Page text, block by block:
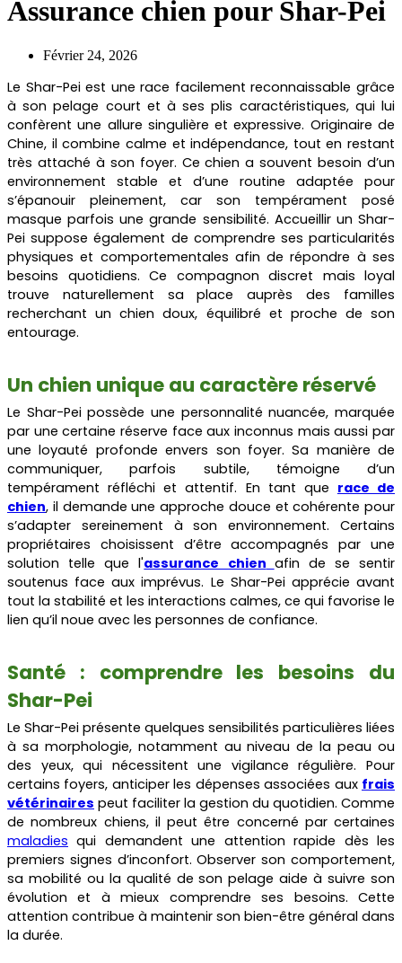
Assurance chien pour Shar-Pei
Février 24, 2026
Le Shar-Pei est une race facilement reconnaissable grâce
à son pelage court et à ses plis caractéristiques, qui lui
confèrent une allure singulière et expressive. Originaire de
Chine, il combine calme et indépendance, tout en restant
très attaché à son foyer. Ce chien a souvent besoin d’un
environnement stable et d’une routine adaptée pour
s’épanouir pleinement, car son tempérament posé
masque parfois une grande sensibilité. Accueillir un Shar-
Pei suppose également de comprendre ses particularités
physiques et comportementales afin de répondre à ses
besoins quotidiens. Ce compagnon discret mais loyal
trouve naturellement sa place auprès des familles
recherchant un chien doux, équilibré et proche de son
entourage.
Un chien unique au caractère réservé
Le Shar-Pei possède une personnalité nuancée, marquée
par une certaine réserve face aux inconnus mais aussi par
une loyauté profonde envers son foyer. Sa manière de
communiquer, parfois subtile, témoigne d’un
tempérament réfléchi et attentif. En tant que race de
chien, il demande une approche douce et cohérente pour
s’adapter sereinement à son environnement. Certains
propriétaires choisissent d’être accompagnés par une
solution telle que l'assurance chien afin de se sentir
soutenus face aux imprévus. Le Shar-Pei apprécie avant
tout la stabilité et les interactions calmes, ce qui favorise le
lien qu’il noue avec les personnes de confiance.
Santé : comprendre les besoins du
Shar-Pei
Le Shar-Pei présente quelques sensibilités particulières liées
à sa morphologie, notamment au niveau de la peau ou
des yeux, qui nécessitent une vigilance régulière. Pour
certains foyers, anticiper les dépenses associées aux frais
vétérinaires peut faciliter la gestion du quotidien. Comme
de nombreux chiens, il peut être concerné par certaines
maladies qui demandent une attention rapide dès les
premiers signes d’inconfort. Observer son comportement,
sa mobilité ou la qualité de son pelage aide à suivre son
évolution et à mieux comprendre ses besoins. Cette
attention contribue à maintenir son bien-être général dans
la durée.